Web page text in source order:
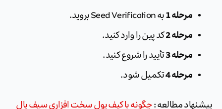
مرحله 1 به Seed Verification بروید.
مرحله 2 کد پین را وارد کنید.
مرحله 3 تأیید را شروع کنید.
مرحله 4 تکمیل شود.
پیشنهاد مطالعه : چگونه با کیف پول سخت افزاری سیف پال